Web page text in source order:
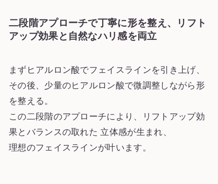
二段階アプローチで丁寧に形を整え、リフト
アップ効果と自然なハリ感を両立
まずヒアルロン酸でフェイスラインを引き上げ、
その後、少量のヒアルロン酸で微調整しながら形
を整える。
この二段階のアプローチにより、リフトアップ効
果とバランスの取れた 立体感が生まれ、
理想のフェイスラインが叶います。